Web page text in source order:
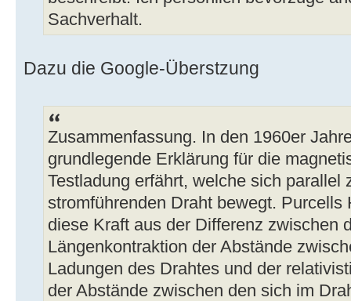
Sachverhalt.
Dazu die Google-Überstzung
Zusammenfassung. In den 1960er
grundlegende Erklärung für die
Testladung erfährt, welche sich parallel
stromführenden Draht bewegt. Purcells
diese Kraft aus der Differenz zwischen
Längenkontraktion der Abstände
Ladungen des Drahtes und der
der Abstände zwischen den sich im